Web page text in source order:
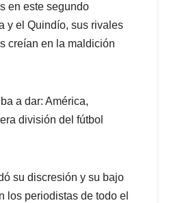
en este segundo
y el Quindío, sus rivales
creían en la maldición
a dar: América,
división del fútbol
su discresión y su bajo
los periodistas de todo el